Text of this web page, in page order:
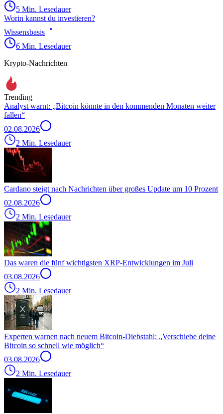
5 Min. Lesedauer
Worin kannst du investieren?
Wissensbasis
6 Min. Lesedauer
Krypto-Nachrichten
Trending
Analyst warnt: „Bitcoin könnte in den kommenden Monaten weiter
fallen“
02.08.2026
2 Min. Lesedauer
Cardano steigt nach Nachrichten über großes Update um 10 Prozent
02.08.2026
2 Min. Lesedauer
Das waren die fünf wichtigsten XRP-Entwicklungen im Juli
03.08.2026
2 Min. Lesedauer
Experten warnen nach neuem Bitcoin-Diebstahl: „Verschiebe deine
Bitcoin so schnell wie möglich“
03.08.2026
2 Min. Lesedauer